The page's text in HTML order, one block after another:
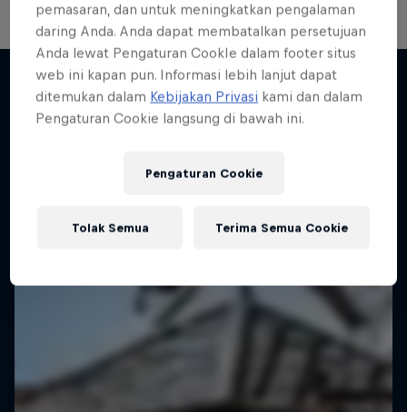
Lebih banyak seperti ini
pemasaran, dan untuk meningkatkan pengalaman
daring Anda. Anda dapat membatalkan persetujuan
Anda lewat Pengaturan CookIe dalam footer situs
web ini kapan pun. Informasi lebih lanjut dapat
ditemukan dalam Kebijakan Privasi kami dan dalam
Pengaturan Cookie langsung di bawah ini.
Pengaturan Cookie
Tolak Semua Terima Semua Cookie